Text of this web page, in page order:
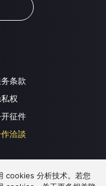
条款
权
征件
洽談
cookies 分析技术。若您